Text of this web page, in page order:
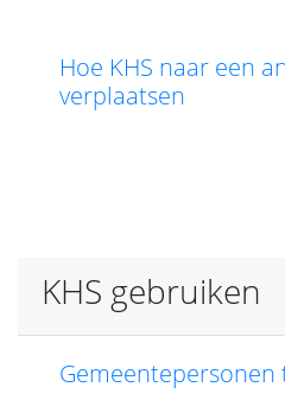
Hoe KHS naar een
verplaatsen
KHS gebruiken
Gemeentepersonen